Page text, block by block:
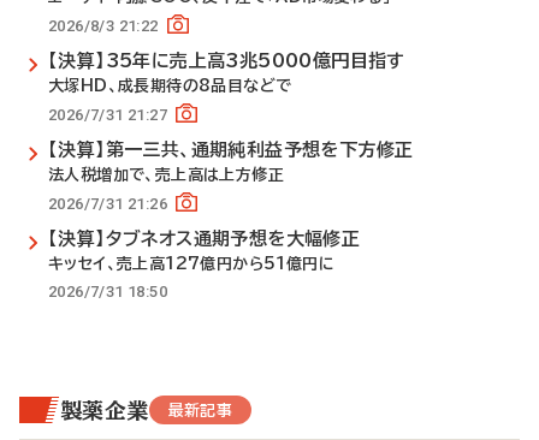
2026/8/3 21:22
【決算】35年に売上高3兆5000億円目指す
大塚HD、成長期待の8品目などで
2026/7/31 21:27
【決算】第一三共、通期純利益予想を下方修正
法人税増加で、売上高は上方修正
2026/7/31 21:26
【決算】タブネオス通期予想を大幅修正
キッセイ、売上高127億円から51億円に
2026/7/31 18:50
製薬企業 最新記事